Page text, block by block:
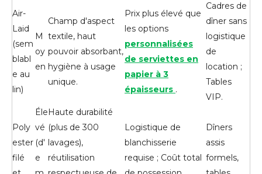
Air-
Laid
(sem
blabl
e au
lin)
M
oy
en
Champ d'aspect
textile, haut
pouvoir absorbant,
hygiène à usage
unique.
Prix ​​plus élevé que
les options
personnalisées
de serviettes en
papier à 3
épaisseurs .
Cadres de
dîner sans
logistique
de
location ;
Tables
VIP.
Poly
ester
filé
Éle
vé
(d'
e
Haute durabilité
(plus de 300
lavages),
réutilisation
Logistique de
blanchisserie
requise ; Coût total
Dîners
assis
formels,